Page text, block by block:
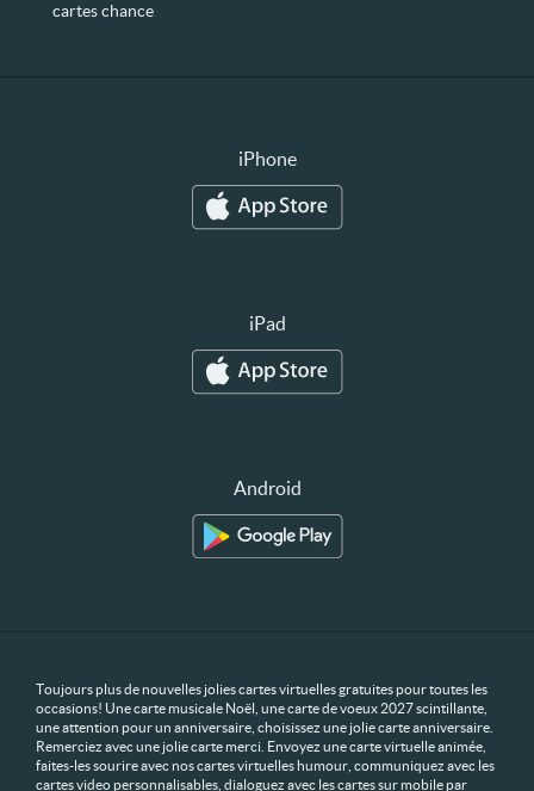
cartes chance
iPhone
iPad
Android
Toujours plus de nouvelles jolies cartes virtuelles gratuites pour toutes les
occasions! Une carte musicale Noël, une carte de voeux 2027 scintillante,
une attention pour un anniversaire, choisissez une jolie carte anniversaire.
Remerciez avec une jolie carte merci. Envoyez une carte virtuelle animée,
faites-les sourire avec nos cartes virtuelles humour, communiquez avec les
cartes video personnalisables, dialoguez avec les cartes sur mobile par